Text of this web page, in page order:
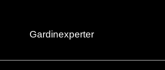
Gardinexperter